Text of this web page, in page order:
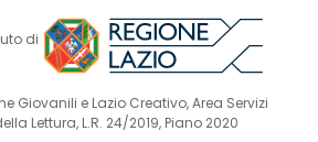
di
Giovanili e Lazio Creativo, Area Servizi
Lettura, L.R. 24/2019, Piano 2020